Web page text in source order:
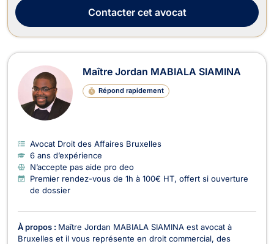
service de ses clients pou...
Contactercet avocat
Maître Jordan MABIALA SIAMINA
Répond rapidement
Avocat Droit des Affaires Bruxelles
6 ans d’expérience
N’accepte pas aide pro deo
Premier rendez-vous de 1h à 100€ HT, offert si ouverture
de dossier
À propos : Maître Jordan MABIALA SIAMINA est avocat à
Bruxelles et il vous représente en droit commercial, des